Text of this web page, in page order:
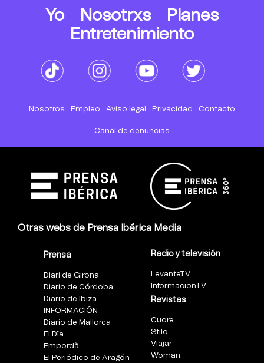
Yo Nosotrxs
Planes
Entretenimiento
Nosotros Empleo Aviso legal Privacidad Contacto
Canal de denuncias
Otras webs de Prensa Ibérica Media
Prensa
Diari de Girona
Diario de Córdoba
Diario de Ibiza
INFORMACIÓN
Diario de Mallorca
El Día
Empordà
El Periódico de Aragón
Radio y televisión
LevanteTV
InformacionTV
Revistas
Cuore
Stilo
Viajar
Woman